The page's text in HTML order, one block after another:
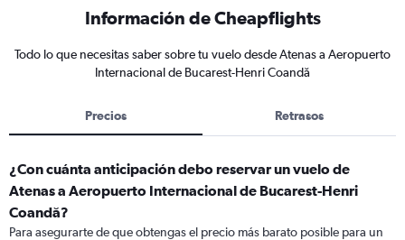
Información de Cheapflights
Todo lo que necesitas saber sobre tu vuelo desde Atenas a Aeropuerto
Internacional de Bucarest-Henri Coandă
Precios Retrasos
¿Con cuánta anticipación debo reservar un vuelo de
Atenas a Aeropuerto Internacional de Bucarest-Henri
Coandă?
Para asegurarte de que obtengas el precio más barato posible para un